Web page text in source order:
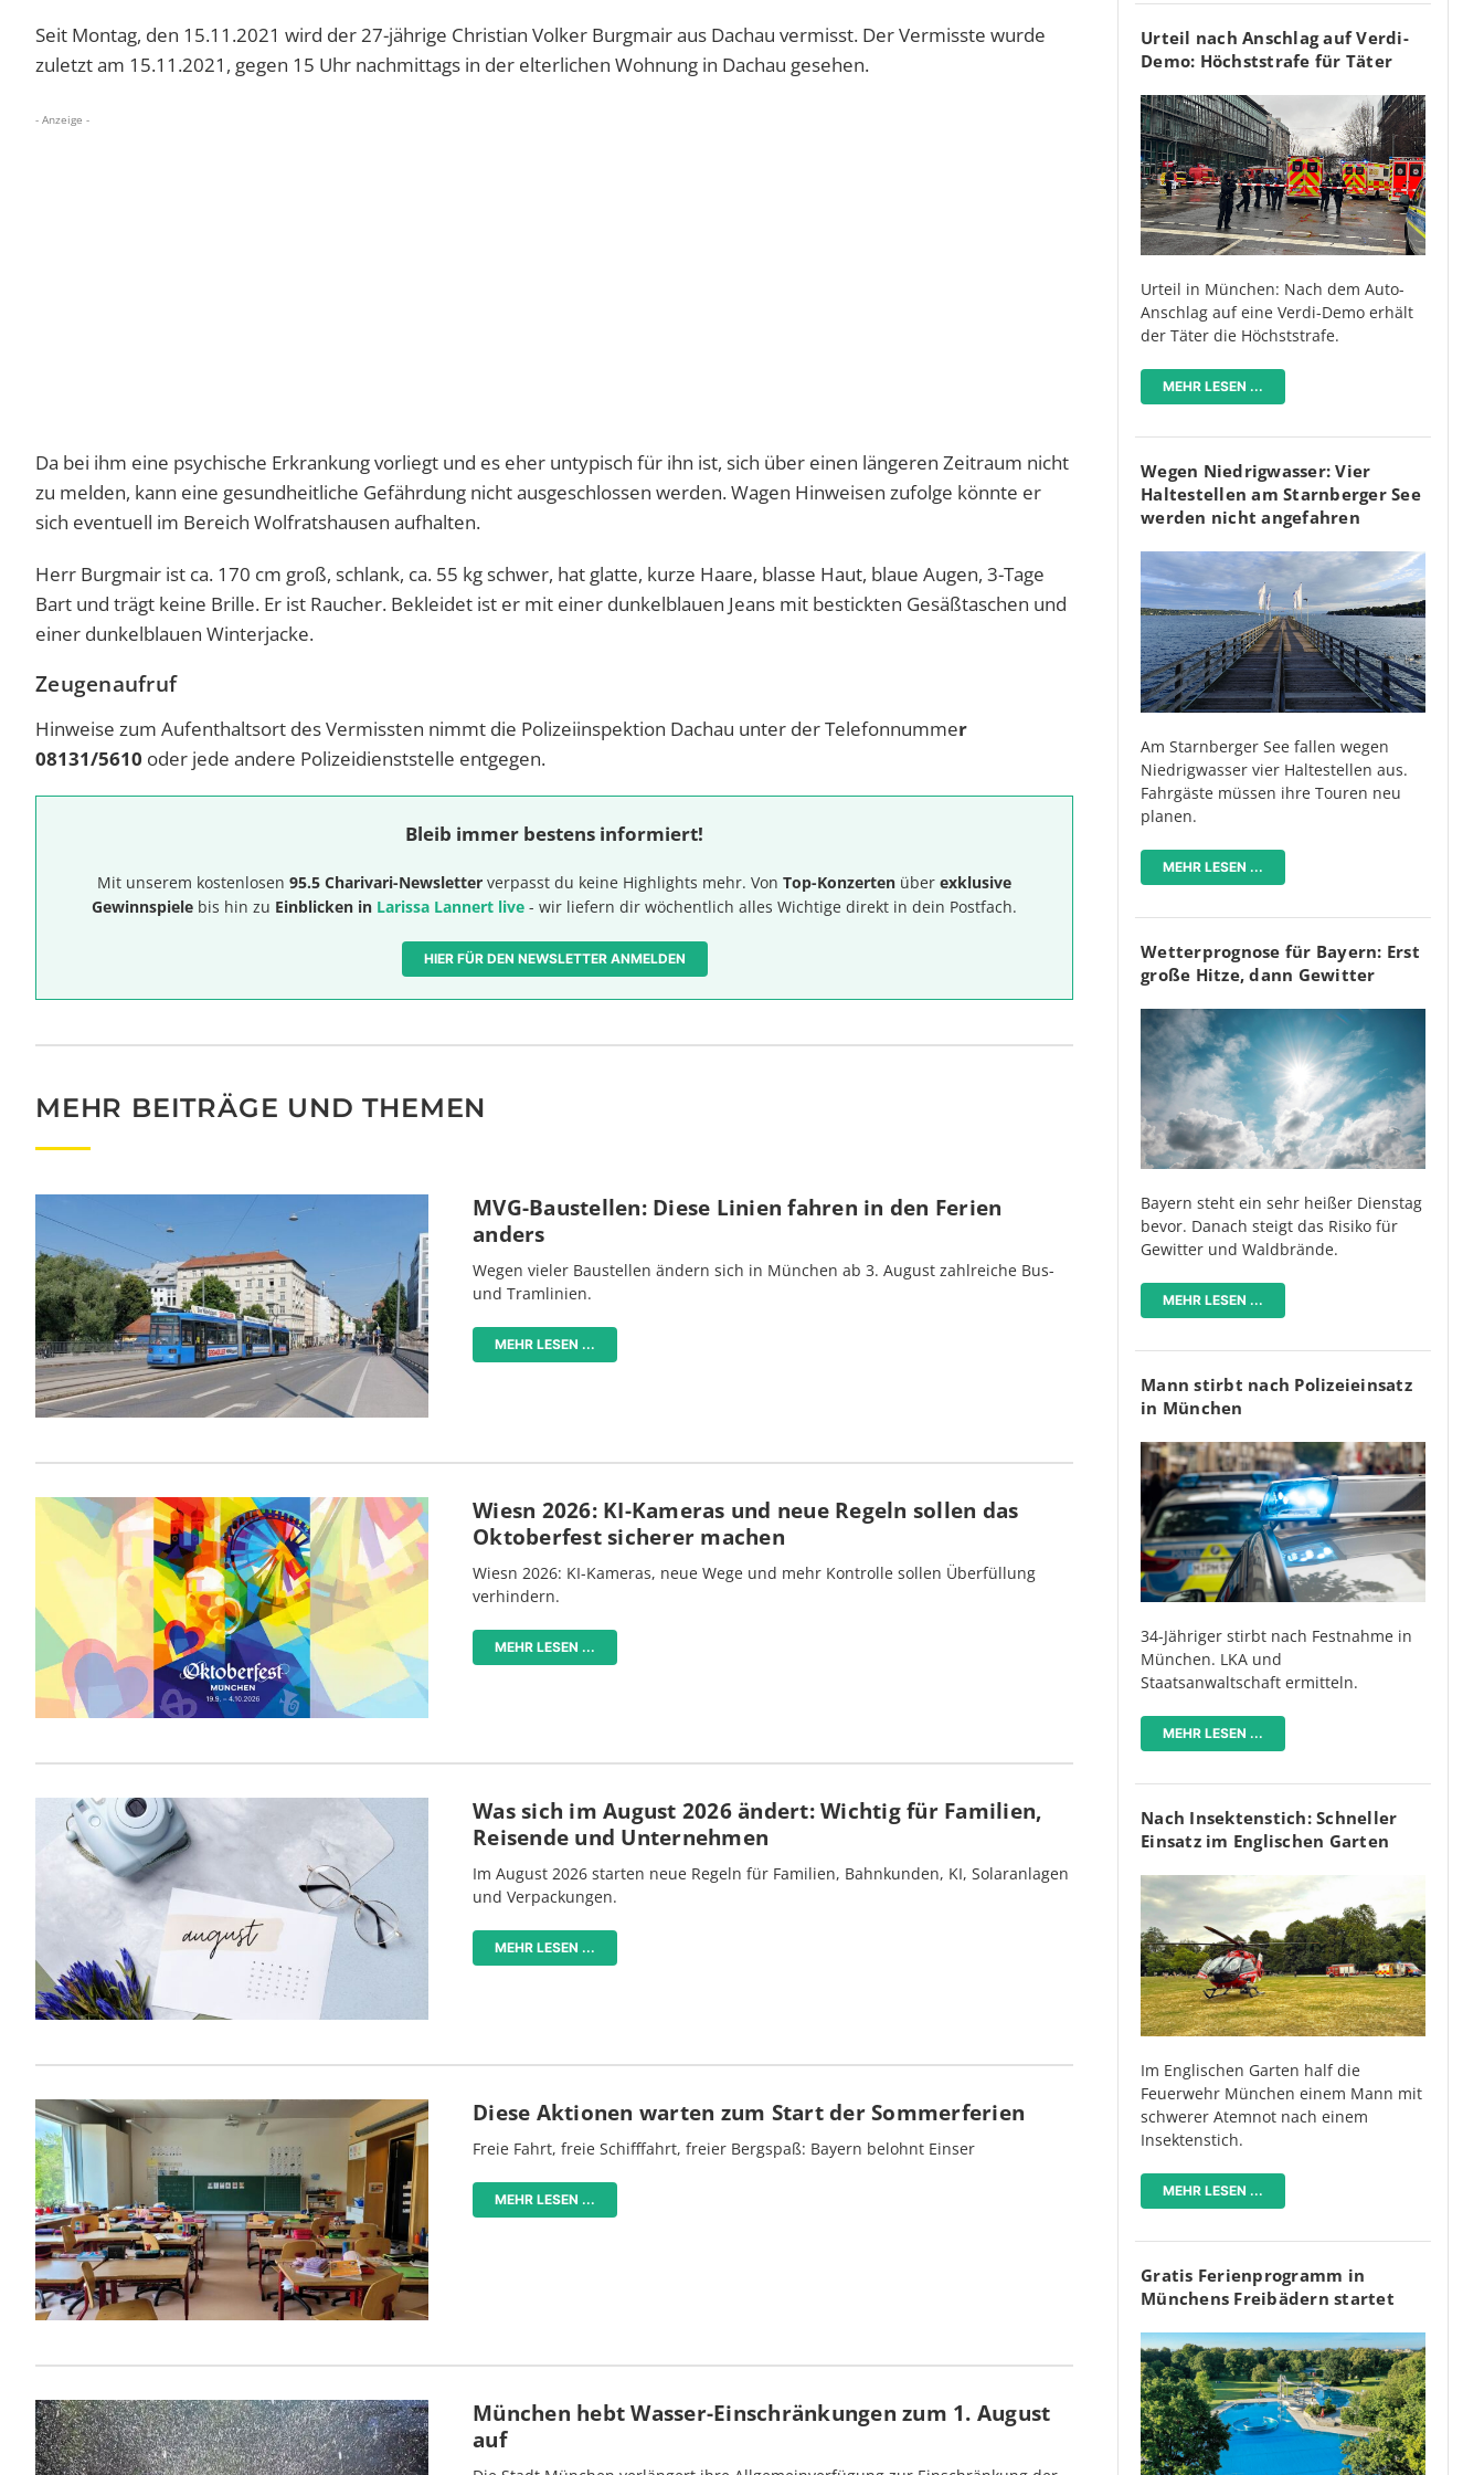
Seit Montag, den 15.11.2021 wird der 27-jährige Christian Volker Burgmair aus Dachau vermisst. Der Vermisste wurde
zuletzt am 15.11.2021, gegen 15 Uhr nachmittags in der elterlichen Wohnung in Dachau gesehen.
- Anzeige -
Da bei ihm eine psychische Erkrankung vorliegt und es eher untypisch für ihn ist, sich über einen längeren Zeitraum nicht
zu melden, kann eine gesundheitliche Gefährdung nicht ausgeschlossen werden. Wagen Hinweisen zufolge könnte er
sich eventuell im Bereich Wolfratshausen aufhalten.
Herr Burgmair ist ca. 170 cm groß, schlank, ca. 55 kg schwer, hat glatte, kurze Haare, blasse Haut, blaue Augen, 3-Tage
Bart und trägt keine Brille. Er ist Raucher. Bekleidet ist er mit einer dunkelblauen Jeans mit bestickten Gesäßtaschen und
einer dunkelblauen Winterjacke.
Zeugenaufruf
Hinweise zum Aufenthaltsort des Vermissten nimmt die Polizeiinspektion Dachau unter der Telefonnummer
08131/5610 oder jede andere Polizeidienststelle entgegen.
Bleib immer bestens informiert!
Mit unserem kostenlosen 95.5 Charivari-Newsletter verpasst du keine Highlights mehr. Von Top-Konzerten über exklusive
Gewinnspiele bis hin zu Einblicken in Larissa Lannert live - wir liefern dir wöchentlich alles Wichtige direkt in dein Postfach.
HIER FÜR DEN NEWSLETTER ANMELDEN
MEHR BEITRÄGE UND THEMEN
MVG-Baustellen: Diese Linien fahren in den Ferien
anders
Wegen vieler Baustellen ändern sich in München ab 3. August zahlreiche Bus-
und Tramlinien.
MEHR LESEN ...
Wiesn 2026: KI-Kameras und neue Regeln sollen das
Oktoberfest sicherer machen
Wiesn 2026: KI-Kameras, neue Wege und mehr Kontrolle sollen Überfüllung
verhindern.
MEHR LESEN ...
Was sich im August 2026 ändert: Wichtig für Familien,
Reisende und Unternehmen
Im August 2026 starten neue Regeln für Familien, Bahnkunden, KI, Solaranlagen
und Verpackungen.
MEHR LESEN ...
Diese Aktionen warten zum Start der Sommerferien
Freie Fahrt, freie Schifffahrt, freier Bergspaß: Bayern belohnt Einser
MEHR LESEN ...
München hebt Wasser-Einschränkungen zum 1. August
auf
Urteil nach Anschlag auf Verdi-
Demo: Höchststrafe für Täter
Urteil in München: Nach dem Auto-
Anschlag auf eine Verdi-Demo erhält
der Täter die Höchststrafe.
MEHR LESEN ...
Wegen Niedrigwasser: Vier
Haltestellen am Starnberger See
werden nicht angefahren
Am Starnberger See fallen wegen
Niedrigwasser vier Haltestellen aus.
Fahrgäste müssen ihre Touren neu
planen.
MEHR LESEN ...
Wetterprognose für Bayern: Erst
große Hitze, dann Gewitter
Bayern steht ein sehr heißer Dienstag
bevor. Danach steigt das Risiko für
Gewitter und Waldbrände.
MEHR LESEN ...
Mann stirbt nach Polizeieinsatz
in München
34-Jähriger stirbt nach Festnahme in
München. LKA und
Staatsanwaltschaft ermitteln.
MEHR LESEN ...
Nach Insektenstich: Schneller
Einsatz im Englischen Garten
Im Englischen Garten half die
Feuerwehr München einem Mann mit
schwerer Atemnot nach einem
Insektenstich.
MEHR LESEN ...
Gratis Ferienprogramm in
Münchens Freibädern startet